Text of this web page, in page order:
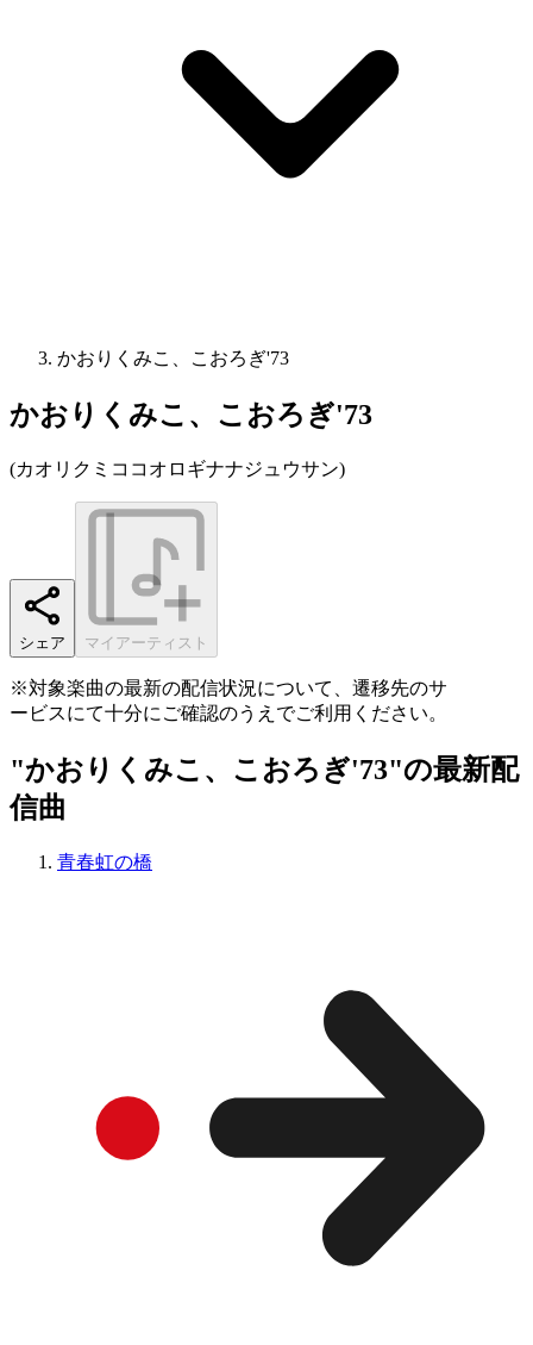
かおりくみこ、こおろぎ'73
かおりくみこ、こおろぎ'73
(カオリクミココオロギナナジュウサン)
シェア マイアーティスト
※対象楽曲の最新の配信状況について、遷移先のサ
ービスにて十分にご確認のうえでご利用ください。
"かおりくみこ、こおろぎ'73"の最新配
信曲
青春虹の橋